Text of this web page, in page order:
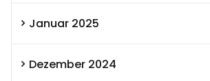
Januar 2025
Dezember 2024